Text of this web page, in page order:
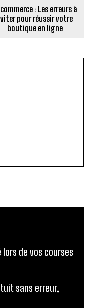
: Les erreurs à
pour réussir votre
boutique en ligne
de vos courses
sans erreur,